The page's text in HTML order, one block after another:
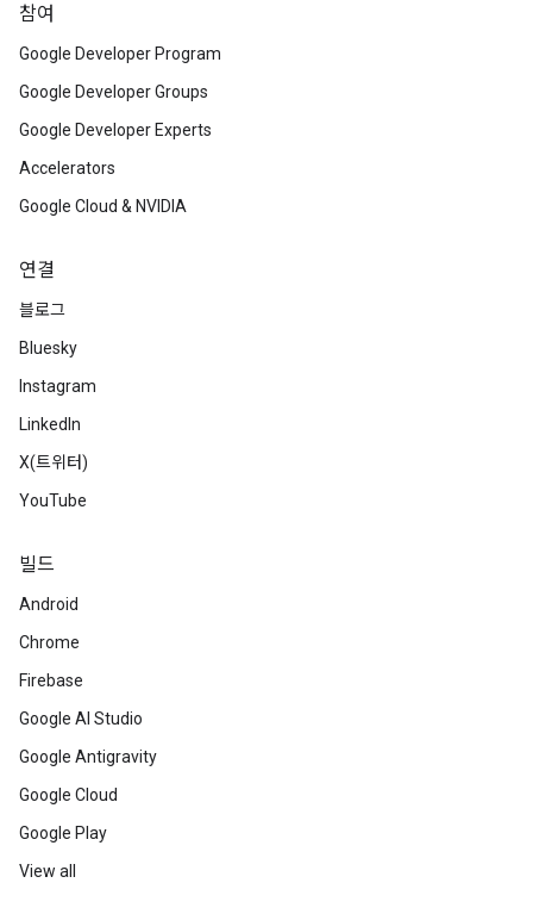
참여
Google Developer Program
Google Developer Groups
Google Developer Experts
Accelerators
Google Cloud & NVIDIA
연결
블로그
Bluesky
Instagram
LinkedIn
X(트위터)
YouTube
빌드
Android
Chrome
Firebase
Google AI Studio
Google Antigravity
Google Cloud
Google Play
View all